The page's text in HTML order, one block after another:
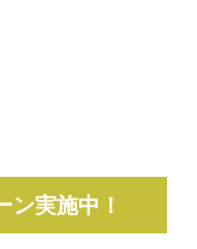
ン実施中！